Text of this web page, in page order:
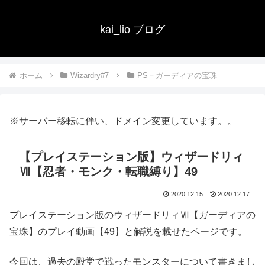
kai_lio ブログ
ホーム Wizardry#7 PS－ガーディアの宝珠
※サーバー移転に伴い、ドメイン変更しています。。
【プレイステーション版】ウィザードリィ
Ⅶ【忍者・モンク・転職縛り】49
2020.12.15 2020.12.17
プレイステーション版のウィザードリィⅦ【ガーディアの
宝珠】のプレイ動画【49】と解説を載せたページです。
今回は、過去の殿堂で戦ったモンスターについて書きまし